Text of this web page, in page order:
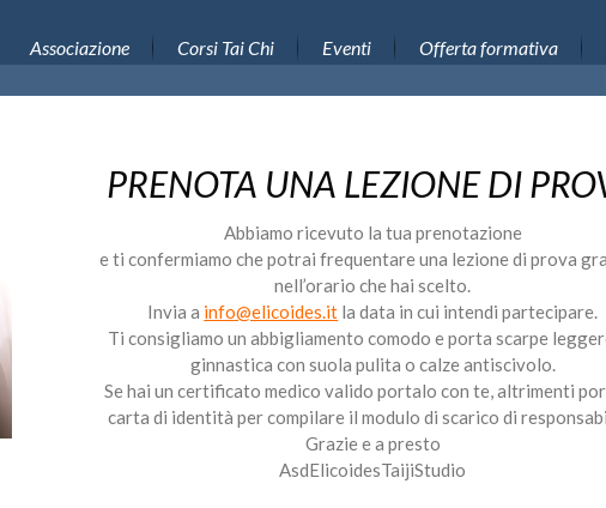
Associazione Corsi Tai Chi Eventi Offerta formativa
PRENOTA UNA LEZIONE DI
Abbiamo ricevuto la tua prenotazione
e ti confermiamo che potrai frequentare una lezione di prova
nell’orario che hai scelto.
Invia a info@elicoides.it la data in cui intendi partecipare.
Ti consigliamo un abbigliamento comodo e porta scarpe
ginnastica con suola pulita o calze antiscivolo.
Se hai un certificato medico valido portalo con te, altrimenti
carta di identità per compilare il modulo di scarico di
Grazie e a presto
AsdElicoidesTaijiStudio